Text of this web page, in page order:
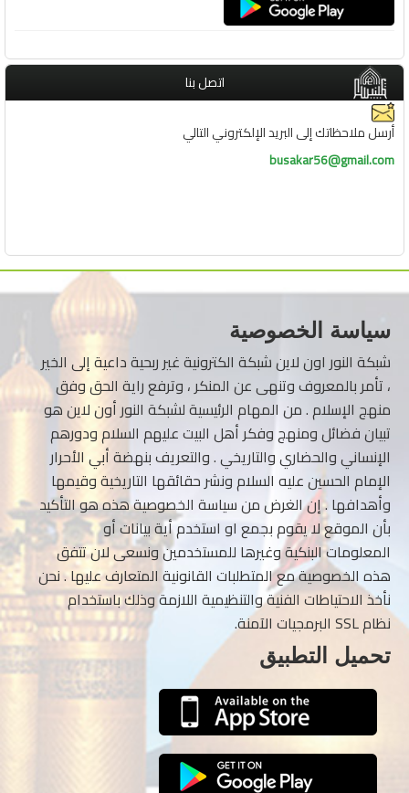
اتصل بنا
أرسل ملاحظاتك إلى البريد الإلكتروني التالي
busakar56@gmail.com
سياسة الخصوصية
شبكة النور اون لاين شبكة الكترونية غير ربحية داعية إلى الخير
، تأمر بالمعروف وتنهى عن المنكر ، وترفع راية الحق وفق
منهج الإسلام . من المهام الرئيسية لشبكة النور أون لاين هو
تبيان فضائل ومنهج وفكر أهل البيت عليهم السلام ودورهم
الإنساني والحضاري والتاريخي . والتعريف بنهضة أبي الأحرار
الإمام الحسين عليه السلام ونشر حقائقها التاريخية وقيمها
وأهدافها . إن الغرض من سياسة الخصوصية هذه هو التأكيد
بأن الموقع لا يقوم بجمع او استخدم أية بيانات أو
المعلومات البنكية وغيرها للمستخدمين ونسعى لان تتفق
هذه الخصوصية مع المتطلبات القانونية المتعارف عليها . نحن
نأخذ الاحتياطات الفنية والتنظيمية اللازمة وذلك باستخدام
نظام SSL البرمجيات الآمنة.
تحميل التطبيق